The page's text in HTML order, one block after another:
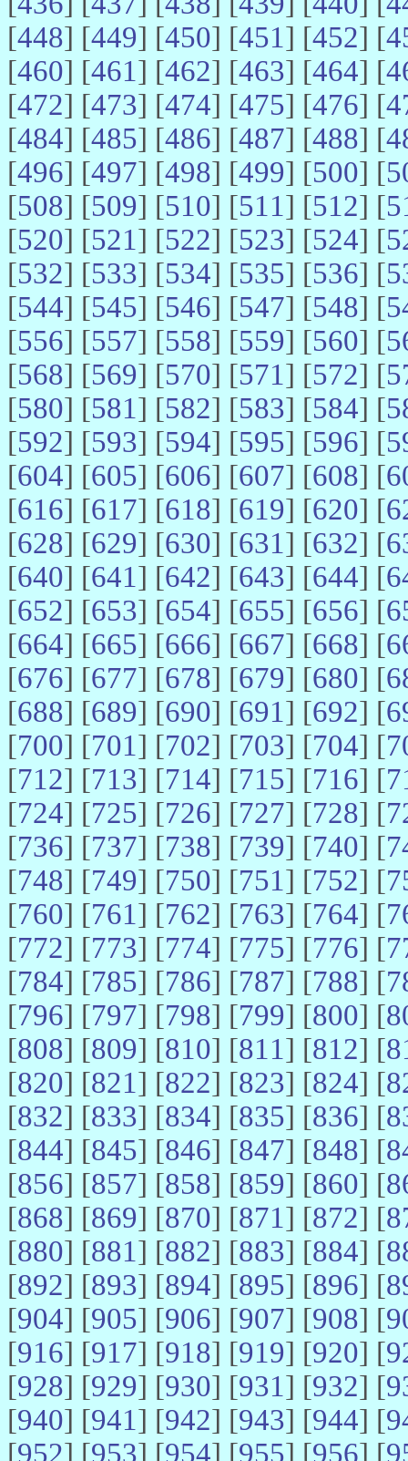
[448] [449] [450] [451] [452] [
[460] [461] [462] [463] [464] [
[472] [473] [474] [475] [476] [
[484] [485] [486] [487] [488] [
[496] [497] [498] [499] [500] [
[508] [509] [510] [511] [512] [
[520] [521] [522] [523] [524] [
[532] [533] [534] [535] [536] [
[544] [545] [546] [547] [548] [
[556] [557] [558] [559] [560] [
[568] [569] [570] [571] [572] [
[580] [581] [582] [583] [584] [
[592] [593] [594] [595] [596] [
[604] [605] [606] [607] [608] [
[616] [617] [618] [619] [620] [
[628] [629] [630] [631] [632] [
[640] [641] [642] [643] [644] [
[652] [653] [654] [655] [656] [
[664] [665] [666] [667] [668] [
[676] [677] [678] [679] [680] [
[688] [689] [690] [691] [692] [
[700] [701] [702] [703] [704] [
[712] [713] [714] [715] [716] [
[724] [725] [726] [727] [728] [
[736] [737] [738] [739] [740] [
[748] [749] [750] [751] [752] [
[760] [761] [762] [763] [764] [
[772] [773] [774] [775] [776] [
[784] [785] [786] [787] [788] [
[796] [797] [798] [799] [800] [
[808] [809] [810] [811] [812] [
[820] [821] [822] [823] [824] [
[832] [833] [834] [835] [836] [
[844] [845] [846] [847] [848] [
[856] [857] [858] [859] [860] [
[868] [869] [870] [871] [872] [
[880] [881] [882] [883] [884] [
[892] [893] [894] [895] [896] [
[904] [905] [906] [907] [908] [
[916] [917] [918] [919] [920] [
[928] [929] [930] [931] [932] [
[940] [941] [942] [943] [944] [
[952] [953] [954] [955] [956] [